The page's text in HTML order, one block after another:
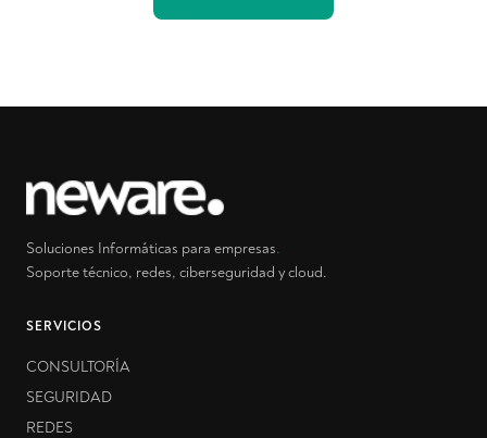
Soluciones Informáticas para empresas.
Soporte técnico, redes, ciberseguridad y cloud.
SERVICIOS
CONSULTORÍA
SEGURIDAD
REDES